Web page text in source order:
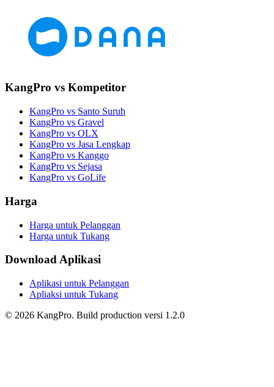
KangPro vs Kompetitor
KangPro vs Santo Suruh
KangPro vs Gravel
KangPro vs OLX
KangPro vs Jasa Lengkap
KangPro vs Kanggo
KangPro vs Sejasa
KangPro vs GoLife
Harga
Harga untuk Pelanggan
Harga untuk Tukang
Download Aplikasi
Aplikasi untuk Pelanggan
Apliaksi untuk Tukang
© 2026 KangPro. Build production versi 1.2.0